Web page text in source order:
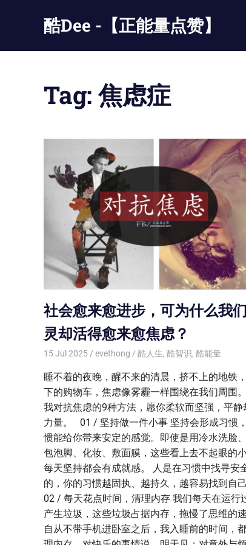
酷Dee -【正能量点赞】
酷
只
酷
Tag: 焦虑症
社会愈来愈进步，可为什么我
灵却活得愈来愈焦虑？
15 Jul 2025 evethong 酷人生, 酷智识, 酷能量
睡不着的夜晚，醒不来的清晨，挤不上的地铁
下的购物车，焦虑像雾霾一样围绕在我们周围
我对抗焦虑的9种方法，愿你柔软而坚强，平静
力量。 01 / 坚持做一件小事 坚持会形成习惯
惯能给你带来安定的感觉。即使是用冷水洗脸
包泡脚、化妆、敷面膜，这些看上去不起眼的小
每天坚持都会有成就感。 人是在习惯中找寻安
的，你的习惯越固执、越持久，越容易找到自
02 / 每天花点时间，清理内存 我们每天在运行
产生垃圾，这些垃圾占据内存，拖慢了思维的速
自从不带手机进卧室之后，我入睡前的时间，